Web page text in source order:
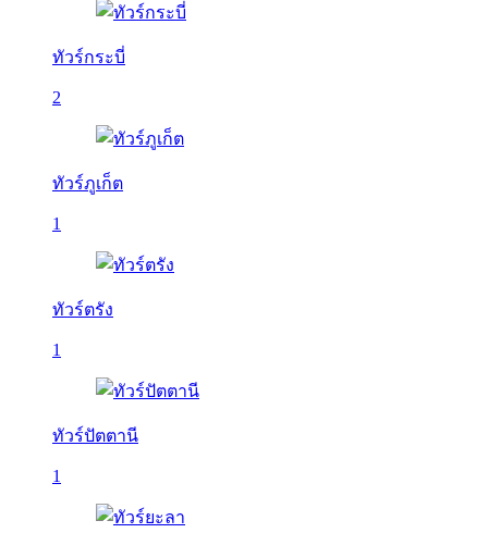
ทัวร์กระบี่
2
ทัวร์ภูเก็ต
1
ทัวร์ตรัง
1
ทัวร์ปัตตานี
1